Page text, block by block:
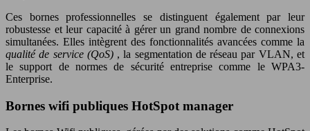
Ces bornes professionnelles se distinguent également par leur
robustesse et leur capacité à gérer un grand nombre de connexions
simultanées. Elles intègrent des fonctionnalités avancées comme la
qualité de service (QoS) , la segmentation de réseau par VLAN, et
le support de normes de sécurité entreprise comme le WPA3-
Enterprise.
Bornes wifi publiques HotSpot manager